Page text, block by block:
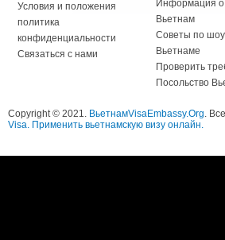
Условия и положения
политика
конфиденциальности
Связаться с нами
Информация о
Вьетнам
Советы по
Вьетнаме
Проверить
Посольство
Copyright © 2021. ВьетнамVisaEmbassy.Org.
Visa. Применить вьетнамскую визу онлайн.